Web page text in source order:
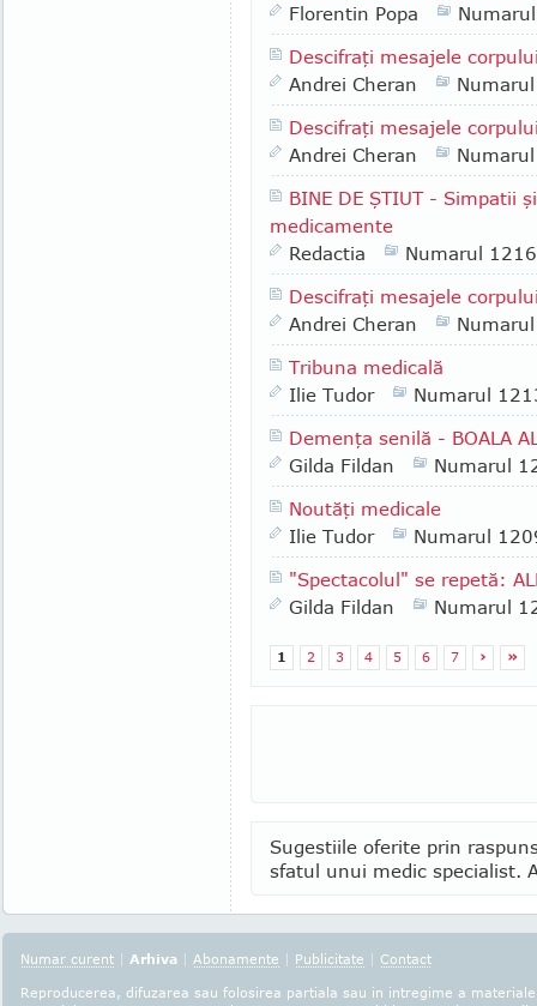
Florentin Popa
Descifraţi mesajele
Andrei Cheran
Descifraţi mesajele
Andrei Cheran
BINE DE ŞTIUT - Simpatii
medicamente
Redactia
Numarul 1216
Descifraţi mesajele
Andrei Cheran
Tribuna medicală
Ilie Tudor
Numarul
Demenţa senilă - BOALA
Gilda Fildan
Numarul
Noutăţi medicale
Ilie Tudor
Numarul
"Spectacolul" se repetă:
Gilda Fildan
Numarul
1 2 3 4 5 6 7 › »
Sugestiile oferite prin
sfatul unui medic specialist.
Numar curent | Arhiva | Abonamente | Publicitate | Contact
Reproducerea, difuzarea sau folosirea partiala sau in intregime a